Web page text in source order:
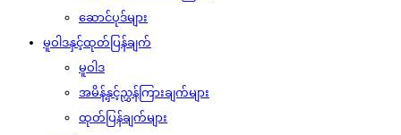
ဆောင်ပုဒ်များ
မူဝါဒနှင့်ထုတ်ပြန်ချက်
မူဝါဒ
အမိန့်နှင့်ညွှန်ကြားချက်များ
ထုတ်ပြန်ချက်များ